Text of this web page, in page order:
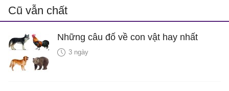
Cũ vẫn chất
Những câu đố về con vật hay nhất
3 ngày